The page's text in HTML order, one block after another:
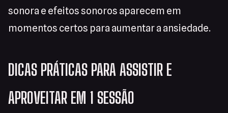
sonora e efeitos sonoros aparecem em
momentos certos para aumentar a ansiedade.
DICAS PRÁTICAS PARA ASSISTIR E
APROVEITAR EM 1 SESSÃO